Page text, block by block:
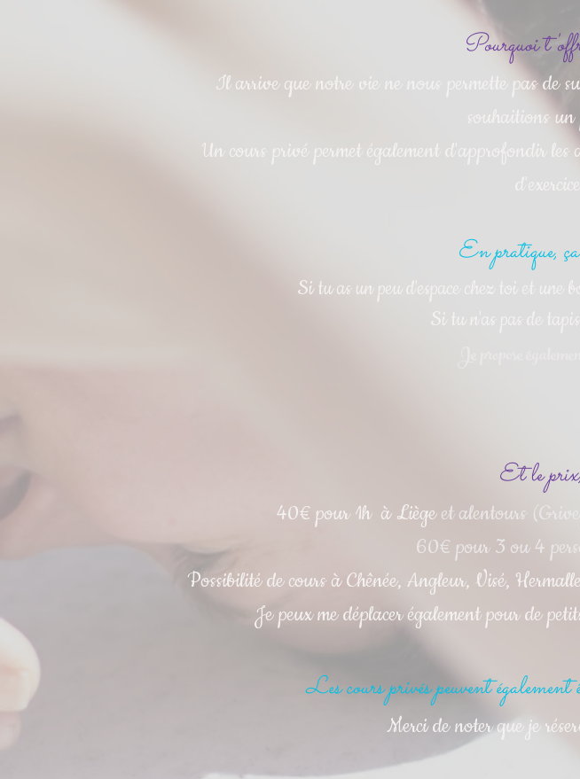
Pourquoi
Il arrive que notre vie ne nous permette pas de
souhaitions
Un cours privé permet également d'approfondir les
En pratique,
Si tu as un peu d'espace chez toi et une
Si tu n'as pas de
Je propose
Et le
40€ pour 1h à Liègeet alentours
60€ pour 3 ou 4
Possibilité de cours à Chênée, Angleur, Visé,
Je peux me déplacer également pour de
Les cours privés peuvent
Merci de noter que je